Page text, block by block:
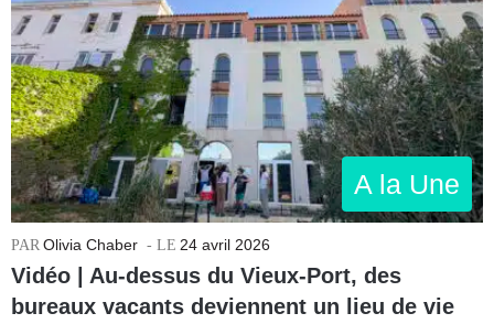
A la Une
Olivia Chaber 24 avril 2026
Vidéo | Au-dessus du Vieux-Port, des
bureaux vacants deviennent un lieu de vie